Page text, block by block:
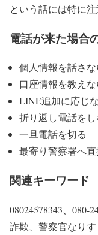
という話には特に注
電話が来た場合
個人情報を話さな
口座情報を教えな
LINE追加に応じ
折り返し電話を
一旦電話を切る
最寄り警察署へ
関連キーワード
08024578343、080-
詐欺、警察官なり